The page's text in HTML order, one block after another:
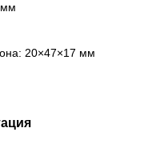
мм
20×47×17 мм